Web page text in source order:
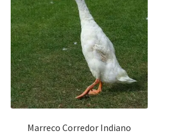
Marreco Corredor Indiano